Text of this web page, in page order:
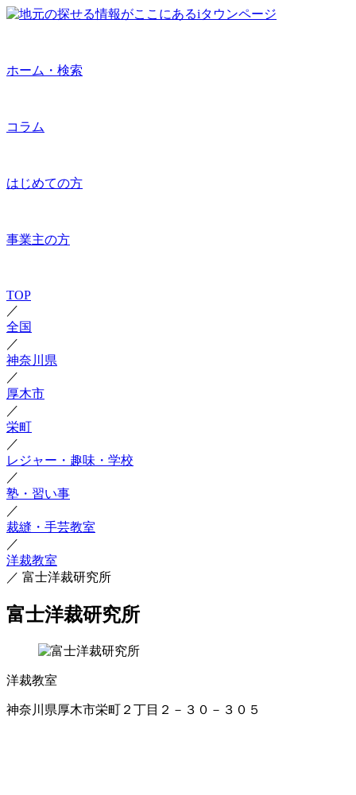
ホーム・検索
コラム
はじめての方
事業主の方
TOP
／
全国
／
神奈川県
／
厚木市
／
栄町
／
レジャー・趣味・学校
／
塾・習い事
／
裁縫・手芸教室
／
洋裁教室
／ 富士洋裁研究所
富士洋裁研究所
洋裁教室
神奈川県厚木市栄町２丁目２－３０－３０５